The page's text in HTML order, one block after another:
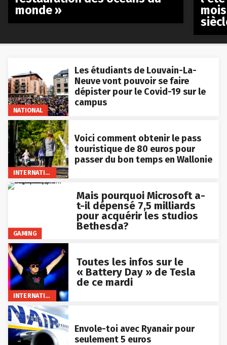
NATIONAL
Les étudiants de Louvain-La-
Neuve vont pouvoir se faire
dépister pour le Covid-19 sur le
campus
Voici comment obtenir le pass
touristique de 80 euros pour
passer du bon temps en Wallonie
GAMING
Mais pourquoi Microsoft a-
t-il dépensé 7,5 milliards
pour acquérir les studios
Bethesda?
Toutes les infos sur le
« Battery Day » de Tesla
de ce mardi
Envole-toi avec Ryanair pour
seulement 5 euros
monde »